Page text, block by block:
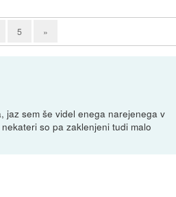
5 »
jaz sem še videl enega narejenega v
so pa zaklenjeni tudi malo